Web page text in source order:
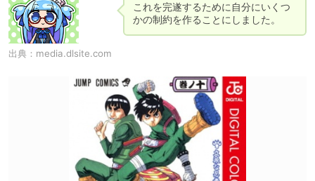
出典： media.dlsite.com
これを完遂するために自分にいくつ
かの制約を作ることにしました。